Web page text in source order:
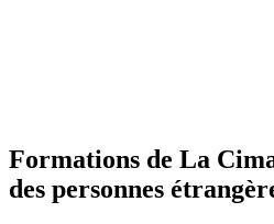
Formations de La
des personnes